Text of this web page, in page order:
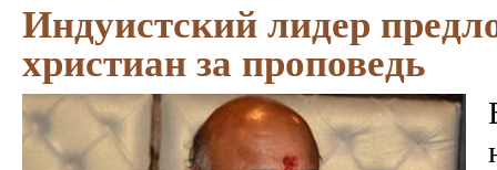
Индуистский лидер
христиан за проповедь